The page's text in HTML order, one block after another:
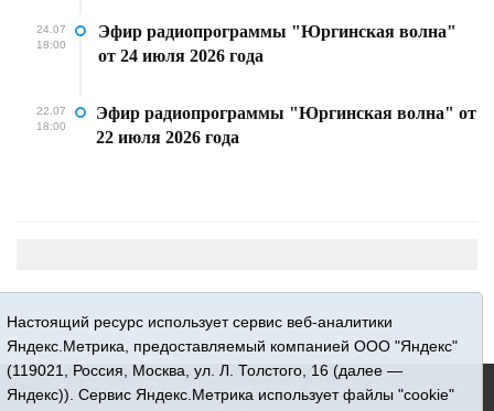
24.07
18:00
Эфир радиопрограммы "Юргинская волна"
от 24 июля 2026 года
22.07
18:00
Эфир радиопрограммы "Юргинская волна" от
22 июля 2026 года
16+ © 2015-2026 Сетевое издание «Новости Юргинского
Настоящий ресурс использует сервис веб-аналитики
Яндекс.Метрика, предоставляемый компанией ООО "Яндекс"
(119021, Россия, Москва, ул. Л. Толстого, 16 (далее —
Яндекс)). Сервис Яндекс.Метрика использует файлы "cookie"